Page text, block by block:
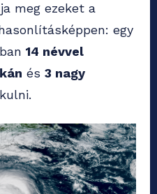
meg ezeket a
egy
14 névvel
és 3 nagy